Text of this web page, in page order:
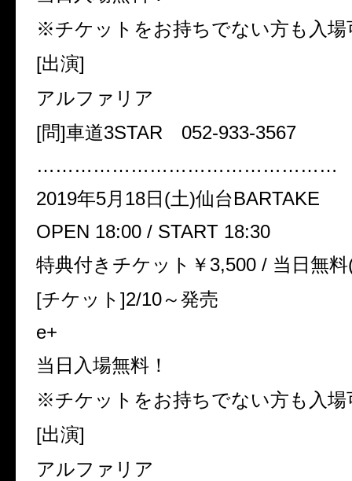
※チケットをお持ちでない方も入場
[出演]
アルファリア
[問]車道3STAR 052-933-3567
…………………………………………
2019年5月18日(土)仙台BARTAKE
OPEN 18:00 / START 18:30
特典付きチケット￥3,500 / 当日無
[チケット]2/10～発売
e+
当日入場無料！
※チケットをお持ちでない方も入場
[出演]
アルファリア